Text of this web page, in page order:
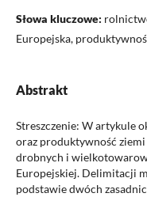
Słowa kluczowe:
Europejska,
Abstrakt
Streszczenie: W artykule
oraz produktywność
drobnych i
Europejskiej. Delimitacji
podstawie dwóch